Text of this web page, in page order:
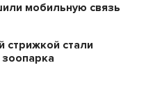
мобильную связь
стали